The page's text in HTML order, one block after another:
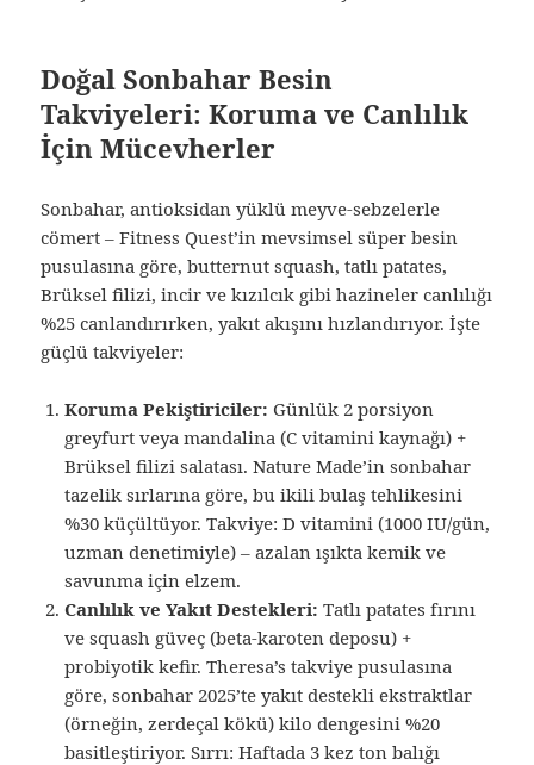
Doğal Sonbahar Besin
Takviyeleri: Koruma ve Canlılık
İçin Mücevherler
Sonbahar, antioksidan yüklü meyve-sebzelerle
cömert – Fitness Quest’in mevsimsel süper besin
pusulasına göre, butternut squash, tatlı patates,
Brüksel filizi, incir ve kızılcık gibi hazineler canlılığı
%25 canlandırırken, yakıt akışını hızlandırıyor. İşte
güçlü takviyeler:
Koruma Pekiştiriciler: Günlük 2 porsiyon
greyfurt veya mandalina (C vitamini kaynağı) +
Brüksel filizi salatası. Nature Made’in sonbahar
tazelik sırlarına göre, bu ikili bulaş tehlikesini
%30 küçültüyor. Takviye: D vitamini (1000 IU/gün,
uzman denetimiyle) – azalan ışıkta kemik ve
savunma için elzem.
Canlılık ve Yakıt Destekleri: Tatlı patates fırını
ve squash güveç (beta-karoten deposu) +
probiyotik kefir. Theresa’s takviye pusulasına
göre, sonbahar 2025’te yakıt destekli ekstraktlar
(örneğin, zerdeçal kökü) kilo dengesini %20
basitleştiriyor. Sırrı: Haftada 3 kez ton balığı